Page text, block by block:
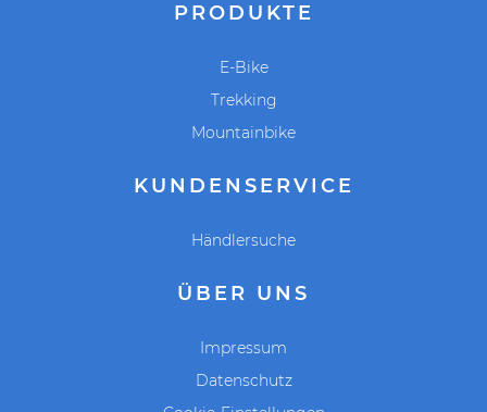
PRODUKTE
E-Bike
Trekking
Mountainbike
KUNDENSERVICE
Händlersuche
ÜBER UNS
Impressum
Datenschutz